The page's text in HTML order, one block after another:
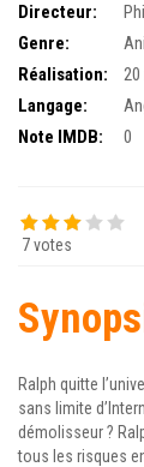
Directeur:
Genre:
Réalisation:
20
Langage:
Note IMDB:
0
7 votes
Ralph quitte
sans limite
démolisseur ?
tous les risques